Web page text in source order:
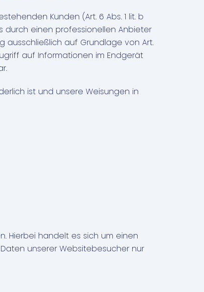
Kunden (Art. 6 Abs. 1 lit. b
durch einen professionellen Anbieter
ausschließlich auf Grundlage von Art.
auf Informationen im Endgerät
ist und unsere Weisungen in
Hierbei handelt es sich um einen
unserer Websitebesucher nur